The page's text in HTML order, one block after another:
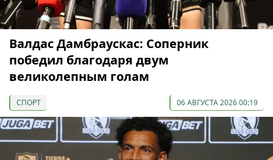
Валдас Дамбраускас: Соперник
победил благодаря двум
великолепным голам
СПОРТ 06 АВГУСТА 2026 00:19